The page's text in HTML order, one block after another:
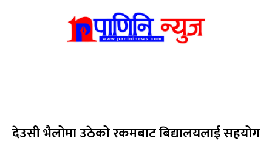
देउसी भैलोमा उठेको रकमबाट बिद्यालयलाई सहयोग